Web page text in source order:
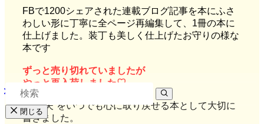
FBで1200シェアされた連載ブログ記事を本にふさ
わしい形に丁寧に全ページ再編集して、1冊の本に
仕上げました。装丁も美しく仕上げたお守りの様な
本です
ずっと売り切れていましたが
やっと再入荷しました♡
“大丈夫“をいつでも心に取り戻せる本として大切に
書きました。
閉じる